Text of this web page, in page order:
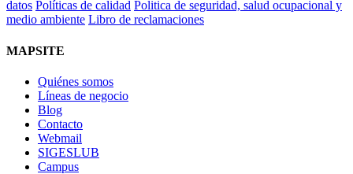
datos Políticas de calidad Politica de seguridad, salud ocupacional y
medio ambiente Libro de reclamaciones
MAPSITE
Quiénes somos
Líneas de negocio
Blog
Contacto
Webmail
SIGESLUB
Campus